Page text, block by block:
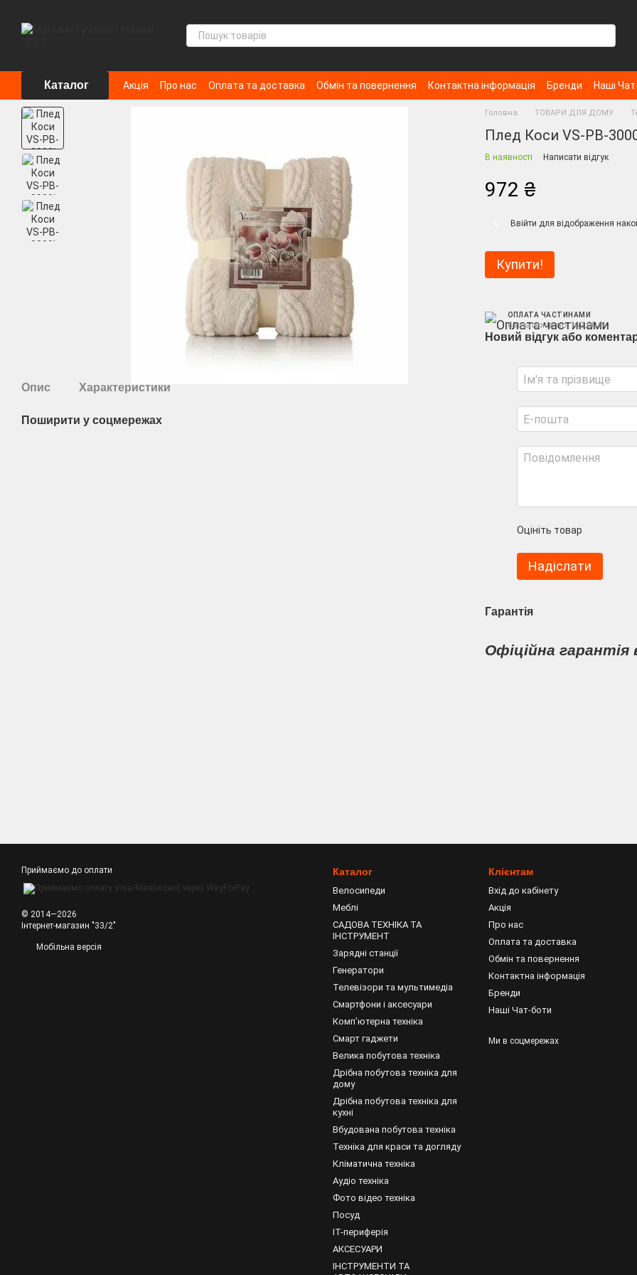
Каталог Акція Про нас Оплата та доставка Обмін та повернення Контактна інформація Бренди Наші
Опис Характеристики
Поширити у соцмережах
Головна ТОВАРИ ДЛЯ ДОМУ
Плед Коси VS-PB-
В наявності Написати відгук
972 ₴
Ввійти для відображення
Купити!
ОПЛАТА ЧАСТИНАМИ
6 платежів по 162.00 ₴
Новий відгук або
Оцініть товар
Надіслати
Гарантія
Офіційна гарантія
Приймаємо до оплати
© 2014—2026
Інтернет-магазин "33/2"
Мобільна версія
Каталог
Велосипеди
Меблі
САДОВА ТЕХНІКА ТА
ІНСТРУМЕНТ
Зарядні станції
Генератори
Телевізори та мультимедіа
Смартфони і аксесуари
Компʼютерна техніка
Смарт гаджети
Велика побутова техніка
Дрібна побутова техніка для
дому
Дрібна побутова техніка для
кухні
Вбудована побутова техніка
Техніка для краси та догляду
Кліматична техніка
Аудіо техніка
Фото відео техніка
Посуд
IT-периферія
АКСЕСУАРИ
ІНСТРУМЕНТИ ТА
Клієнтам
Вхід до кабінету
Акція
Про нас
Оплата та доставка
Обмін та повернення
Контактна інформація
Бренди
Наші Чат-боти
Ми в соцмережах